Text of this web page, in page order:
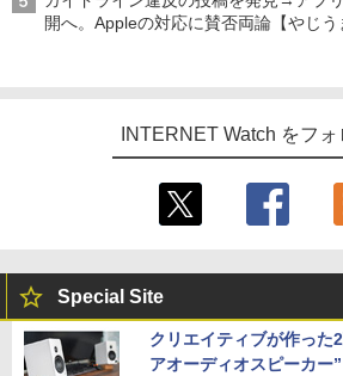
開へ。Appleの対応に賛否両論【やじう
INTERNET Watch をフ
Special Site
クリエイティブが作った
アオーディオスピーカー”